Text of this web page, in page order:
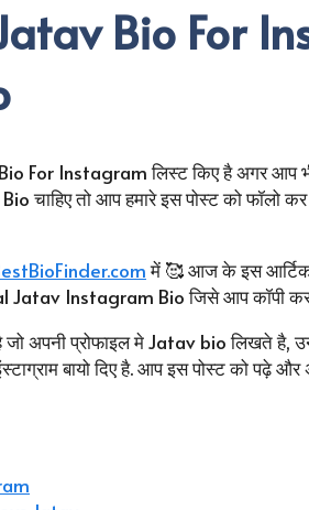
Bio For
For Instagram लिस्ट किए है अगर आप
चाहिए तो आप हमारे इस पोस्ट को फॉलो
में 🥰 आज के इस
Instagram Bio जिसे आप कॉपी
अपनी प्रोफाइल मे Jatav bio लिखते है,
बायो दिए है. आप इस पोस्ट को पढ़े